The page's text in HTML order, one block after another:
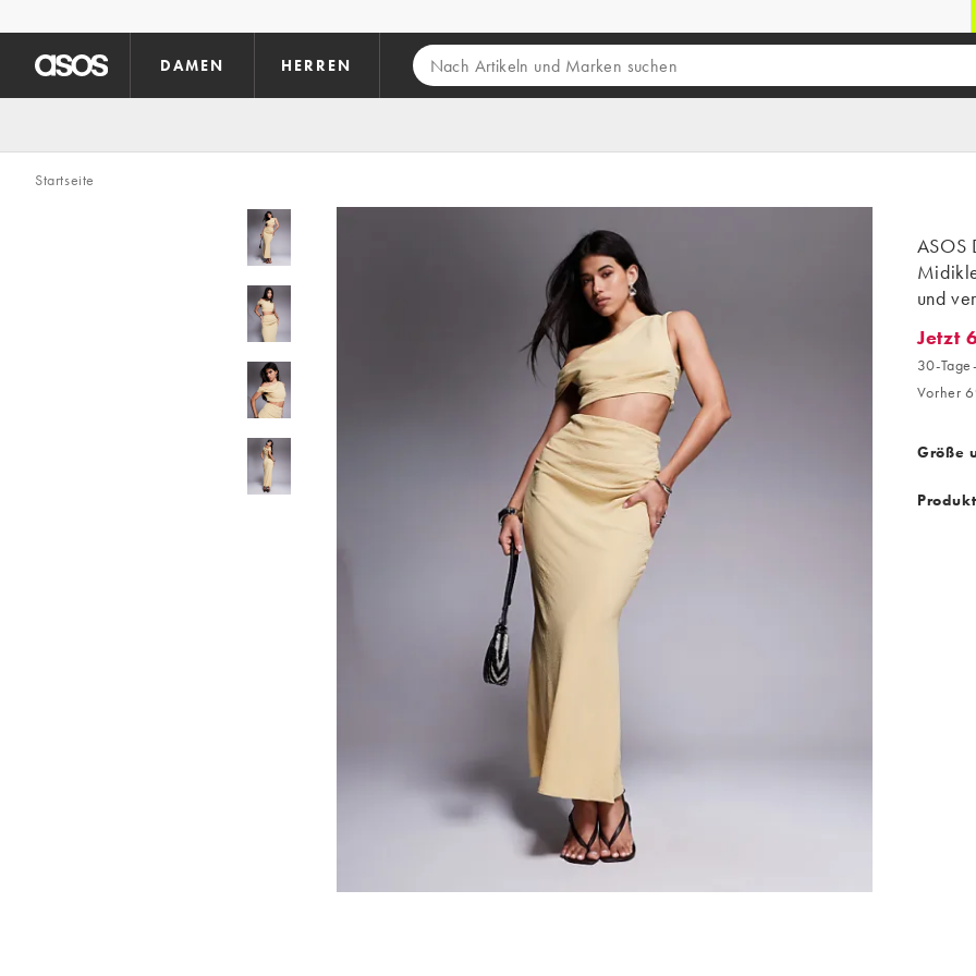
DAMEN HERREN
Startseite
ASOS
und
Jetzt
Jetzt
30-
Vorher
Größe